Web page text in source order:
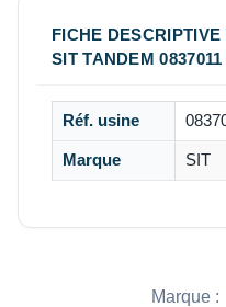
FICHE
SIT TANDEM 0837011
Réf. usine
Marque SIT
Marque :